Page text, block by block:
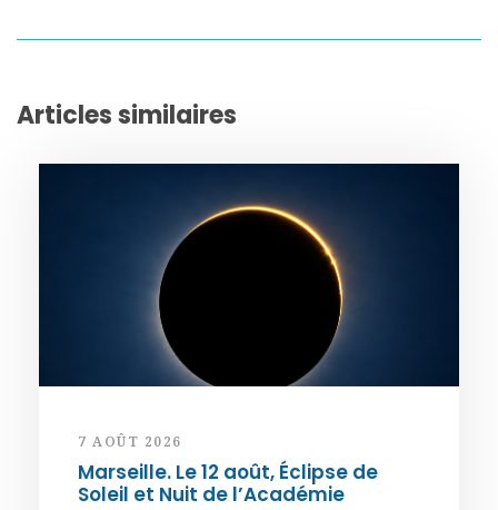
Articles similaires
7 AOÛT 2026
Marseille. Le 12 août, Éclipse de
Soleil et Nuit de l’Académie